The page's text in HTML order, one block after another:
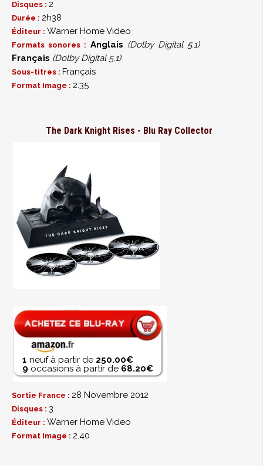
Disques : 2
Durée : 2h38
Éditeur : Warner Home Video
Formats sonores : Anglais (Dolby Digital 5.1)
Français (Dolby Digital 5.1)
Sous-titres : Français
Format Image : 2.35
The Dark Knight Rises - Blu Ray Collector
1 neuf à partir de 250.00€
9 occasions à partir de 68.20€
Sortie France : 28 Novembre 2012
Disques : 3
Éditeur : Warner Home Video
Format Image : 2.40